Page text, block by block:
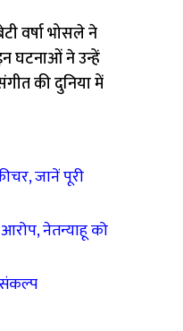
वर्षा भोसले ने
घटनाओं ने उन्हें
की दुनिया में
जानें पूरी
नेतन्याहू को
संकल्प